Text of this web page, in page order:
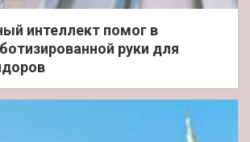
интеллект помог в
руки для